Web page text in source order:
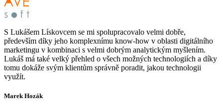
S Lukášem Lískovcem se mi spolupracovalo velmi dobře,
především díky jeho komplexnímu know-how v oblasti digitálního
marketingu v kombinaci s velmi dobrým analytickým myšlením.
Lukáš má také velký přehled o všech možných technologiích a díky
tomu dokáže svým klientům správně poradit, jakou technologii
využít.
Marek Hozák